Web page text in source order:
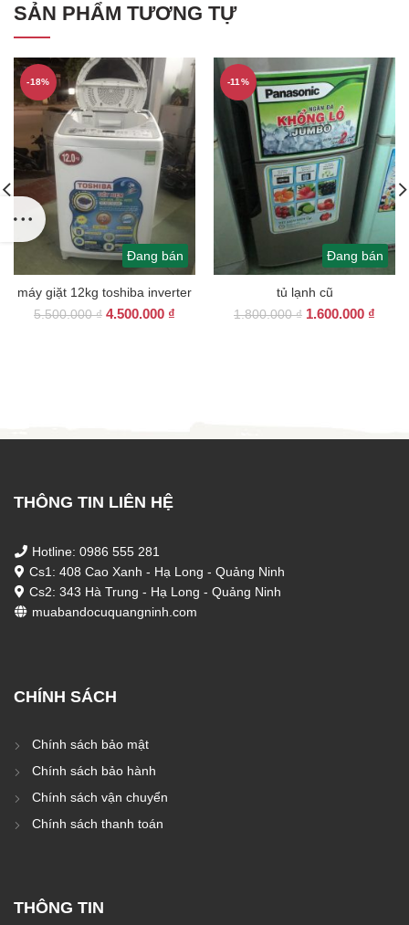
SẢN PHẨM TƯƠNG TỰ
Đang bán
-18%
máy giặt 12kg toshiba inverter
5.500.000₫ Giá
4.500.000 ₫
Đang bán
-11%
tủ lạnh cũ
1.800.000₫ Giá
1.600.000 ₫
THÔNG TIN LIÊN HỆ
Hotline: 0986 555 281
Cs1: 408 Cao Xanh - Hạ Long - Quảng Ninh
Cs2: 343 Hà Trung - Hạ Long - Quảng Ninh
muabandocuquangninh.com
CHÍNH SÁCH
Chính sách bảo mật
Chính sách bảo hành
Chính sách vận chuyển
Chính sách thanh toán
THÔNG TIN